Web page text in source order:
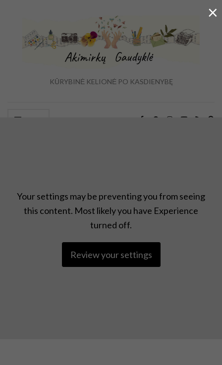
KŪRYBINĖ KELIONĖ PO KASDIENYBĘ
Your settings may be preventing you from seeing
this content. Most likely you have Experience
turned off.
Review your settings
×